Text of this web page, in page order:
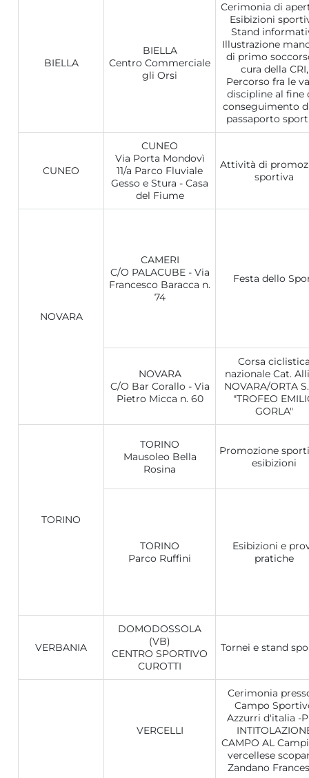
BIELLA
BIELLA
Centro Commerciale
gli Orsi
Cerimonia di
Esibizioni
Stand
Illustrazione
di primo
cura della CRI,
Percorso fra le
discipline al fine
conseguimento
passaporto
CUNEO
CUNEO
Via Porta Mondovì
11/a Parco Fluviale
Gesso e Stura - Casa
del Fiume
Attività di
sportiva
NOVARA
CAMERI
C/O PALACUBE - Via
Francesco Baracca n.
74
Festa dello
NOVARA
C/O Bar Corallo - Via
Pietro Micca n. 60
Corsa
nazionale Cat.
NOVARA/ORTA
"TROFEO
GORLA"
TORINO
TORINO
Mausoleo Bella
Rosina
Promozione
esibizioni
TORINO
Parco Ruffini
Esibizioni e
pratiche
VERBANIA
DOMODOSSOLA
(VB)
CENTRO SPORTIVO
CUROTTI
Tornei e stand
VERCELLI
Cerimonia
Campo
Azzurri d'italia -
CAMPO AL
vercellese
Zandano